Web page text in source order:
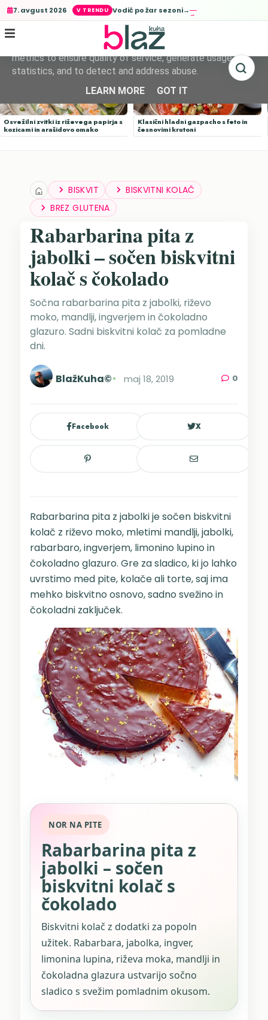
7. avgust 2026 Vodič po žar sezoni→
Osvežilni zvitki iz riževega papirja s
kozicami in arašidovo omako
Klasični hladni gazpacho s feto in
česnovimi krutoni
BISKVIT
BISKVITNI KOLAČ
BREZ GLUTENA
Rabarbarina pita z
jabolki – sočen biskvitni
kolač s čokolado
Sočna rabarbarina pita z jabolki, riževo
moko, mandlji, ingverjem in čokoladno
glazuro. Sadni biskvitni kolač za pomladne
dni.
BlažKuha© maj 18, 2019 0
Facebook X
Rabarbarina pita z jabolki je sočen biskvitni
kolač z riževo moko, mletimi mandlji, jabolki,
rabarbaro, ingverjem, limonino lupino in
čokoladno glazuro. Gre za sladico, ki jo lahko
uvrstimo med pite, kolače ali torte, saj ima
mehko biskvitno osnovo, sadno svežino in
čokoladni zaključek.
NOR NA PITE
Rabarbarina pita z
jabolki – sočen
biskvitni kolač s
čokolado
Biskvitni kolač z dodatki za popoln
užitek. Rabarbara, jabolka, ingver,
limonina lupina, riževa moka, mandlji in
čokoladna glazura ustvarijo sočno
sladico s svežim pomladnim okusom.
This site uses cookies from Google to deliver its services
and to analyze traffic. Your IP address and user-agent are
shared with Google along with performance and security
metrics to ensure quality of service, generate usage
statistics, and to detect and address abuse.
LEARN MORE
GOT IT